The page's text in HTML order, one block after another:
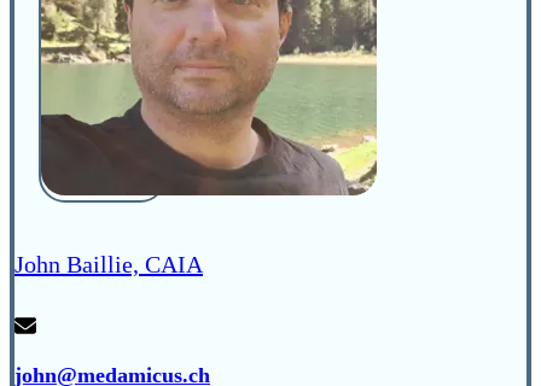
John Baillie, CAIA
john@medamicus.ch